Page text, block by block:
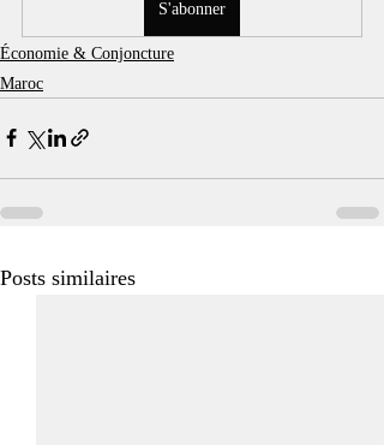
S'abonner
Économie & Conjoncture
Maroc
Posts similaires